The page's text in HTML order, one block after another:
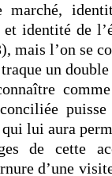
marché,
et identité de
mais l’on se
un
lui aura
de cette
d’une